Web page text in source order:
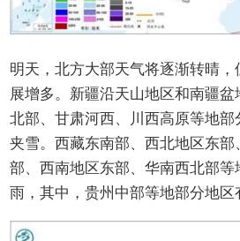
明天，北方大部天气将逐渐转晴
展增多。新疆沿天山地区和南疆
北部、甘肃河西、川西高原等地
夹雪。西藏东南部、西北地区东
部、西南地区东部、华南西北部等
雨，其中，贵州中部等地部分地区